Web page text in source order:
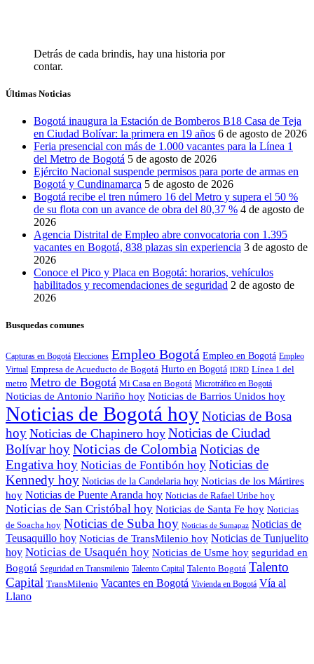
Detrás de cada brindis, hay una historia por
contar.
Últimas Noticias
Bogotá inaugura la Estación de Bomberos B18 Casa de Teja
en Ciudad Bolívar: la primera en 19 años 6 de agosto de 2026
Feria presencial con más de 1.000 vacantes para la Línea 1
del Metro de Bogotá 5 de agosto de 2026
Ejército Nacional suspende permisos para porte de armas en
Bogotá y Cundinamarca 5 de agosto de 2026
Bogotá recibe el tren número 16 del Metro y supera el 50 %
de su flota con un avance de obra del 80,37 % 4 de agosto de
2026
Agencia Distrital de Empleo abre convocatoria con 1.395
vacantes en Bogotá, 838 plazas sin experiencia 3 de agosto de
2026
Conoce el Pico y Placa en Bogotá: horarios, vehículos
habilitados y recomendaciones de seguridad 2 de agosto de
2026
Busquedas comunes
Capturas en Bogotá Elecciones Empleo Bogotá Empleo en Bogotá Empleo
Virtual Empresa de Acueducto de Bogotá Hurto en Bogotá IDRD Línea 1 del
metro Metro de Bogotá Mi Casa en Bogotá Microtráfico en Bogotá
Noticias de Antonio Nariño hoy Noticias de Barrios Unidos hoy
Noticias de Bogotá hoyNoticias de Bosa
hoy Noticias de Chapinero hoy Noticias de Ciudad
Bolívar hoyNoticias de Colombia Noticias de
Engativa hoy Noticias de Fontibón hoy Noticias de
Kennedy hoy Noticias de la Candelaria hoy Noticias de los Mártires
hoy Noticias de Puente Aranda hoy Noticias de Rafael Uribe hoy
Noticias de San Cristóbal hoy Noticias de Santa Fe hoy Noticias
de Soacha hoy Noticias de Suba hoy Noticias de Sumapaz Noticias de
Teusaquillo hoy Noticias de TransMilenio hoy Noticias de Tunjuelito
hoy Noticias de Usaquén hoy Noticias de Usme hoy seguridad en
Bogotá Seguridad en Transmilenio Taleento Capital Talento Bogotá Talento
Capital TransMilenio Vacantes en Bogotá Vivienda en Bogotá Vía al
Llano